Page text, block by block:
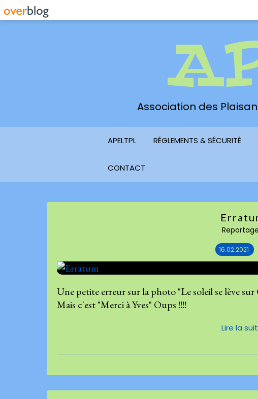
Association des
APELTPL RÉGLEMENTS & SÉCURITÉ
CONTACT
16.02.2021
Une petite erreur sur la photo "Le soleil se lève
Mais c'est "Merci à Yves" Oups !!!!
Lire la